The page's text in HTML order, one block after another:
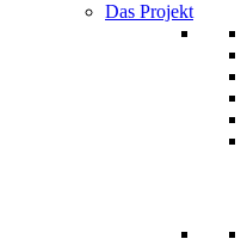
Das Projekt